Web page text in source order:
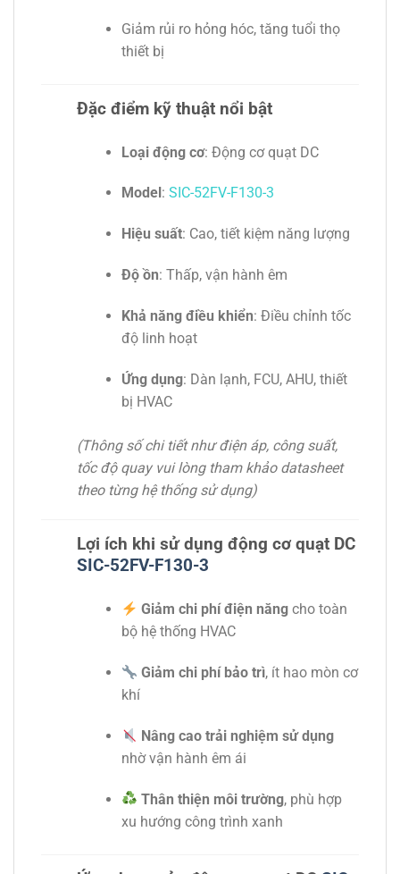
Giảm rủi ro hỏng hóc, tăng tuổi thọ
thiết bị
Đặc điểm kỹ thuật nổi bật
Loại động cơ: Động cơ quạt DC
Model : SIC-52FV-F130-3
Hiệu suất: Cao, tiết kiệm năng lượng
Độ ồn: Thấp, vận hành êm
Khả năng điều khiển: Điều chỉnh tốc
độ linh hoạt
Ứng dụng: Dàn lạnh, FCU, AHU, thiết
bị HVAC
(Thông số chi tiết như điện áp, công suất,
tốc độ quay vui lòng tham khảo datasheet
theo từng hệ thống sử dụng)
Lợi ích khi sử dụng động cơ quạt DC
SIC-52FV-F130-3
Giảm chi phí điện năngcho toàn
bộ hệ thống HVAC
Giảm chi phí bảo trì, ít hao mòn cơ
khí
Nâng cao trải nghiệm sử dụng
nhờ vận hành êm ái
Thân thiện môi trường, phù hợp
xu hướng công trình xanh